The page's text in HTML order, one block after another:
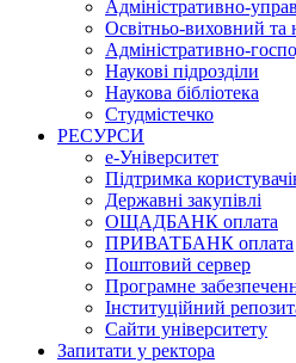
Адміністративно-
Освітньо-виховний та
Адміністративно-
Наукові підрозділи
Наукова бібліотека
Студмістечко
РЕСУРСИ
е-Університет
Підтримка
Державні закупівлі
ОЩАДБАНК оплата
ПРИВАТБАНК оплата
Поштовий сервер
Програмне
Інституційний
Сайти університету
Запитати у ректора